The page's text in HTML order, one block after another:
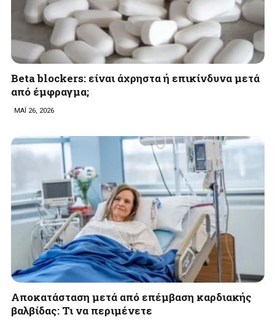
Beta blockers: είναι άχρηστα ή επικίνδυνα μετά
από έμφραγμα;
ΜΑΪ 26, 2026
Αποκατάσταση μετά από επέμβαση καρδιακής
βαλβίδας: Τι να περιμένετε